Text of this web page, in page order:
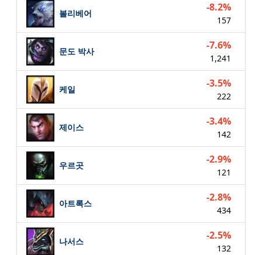
볼리베어 -8.2%
157
문도 박사 -7.6%
1,241
케일 -3.5%
222
제이스 -3.4%
142
우르곳 -2.9%
121
아트록스 -2.8%
434
나서스 -2.5%
132